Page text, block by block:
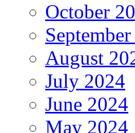
October
August
July 2024
June 2024
May 2024